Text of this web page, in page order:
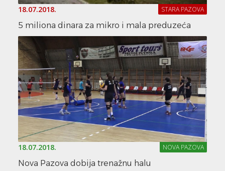
18.07.2018. STARA PAZOVA
5 miliona dinara za mikro i mala preduzeća
18.07.2018. NOVA PAZOVA
Nova Pazova dobija trenažnu halu